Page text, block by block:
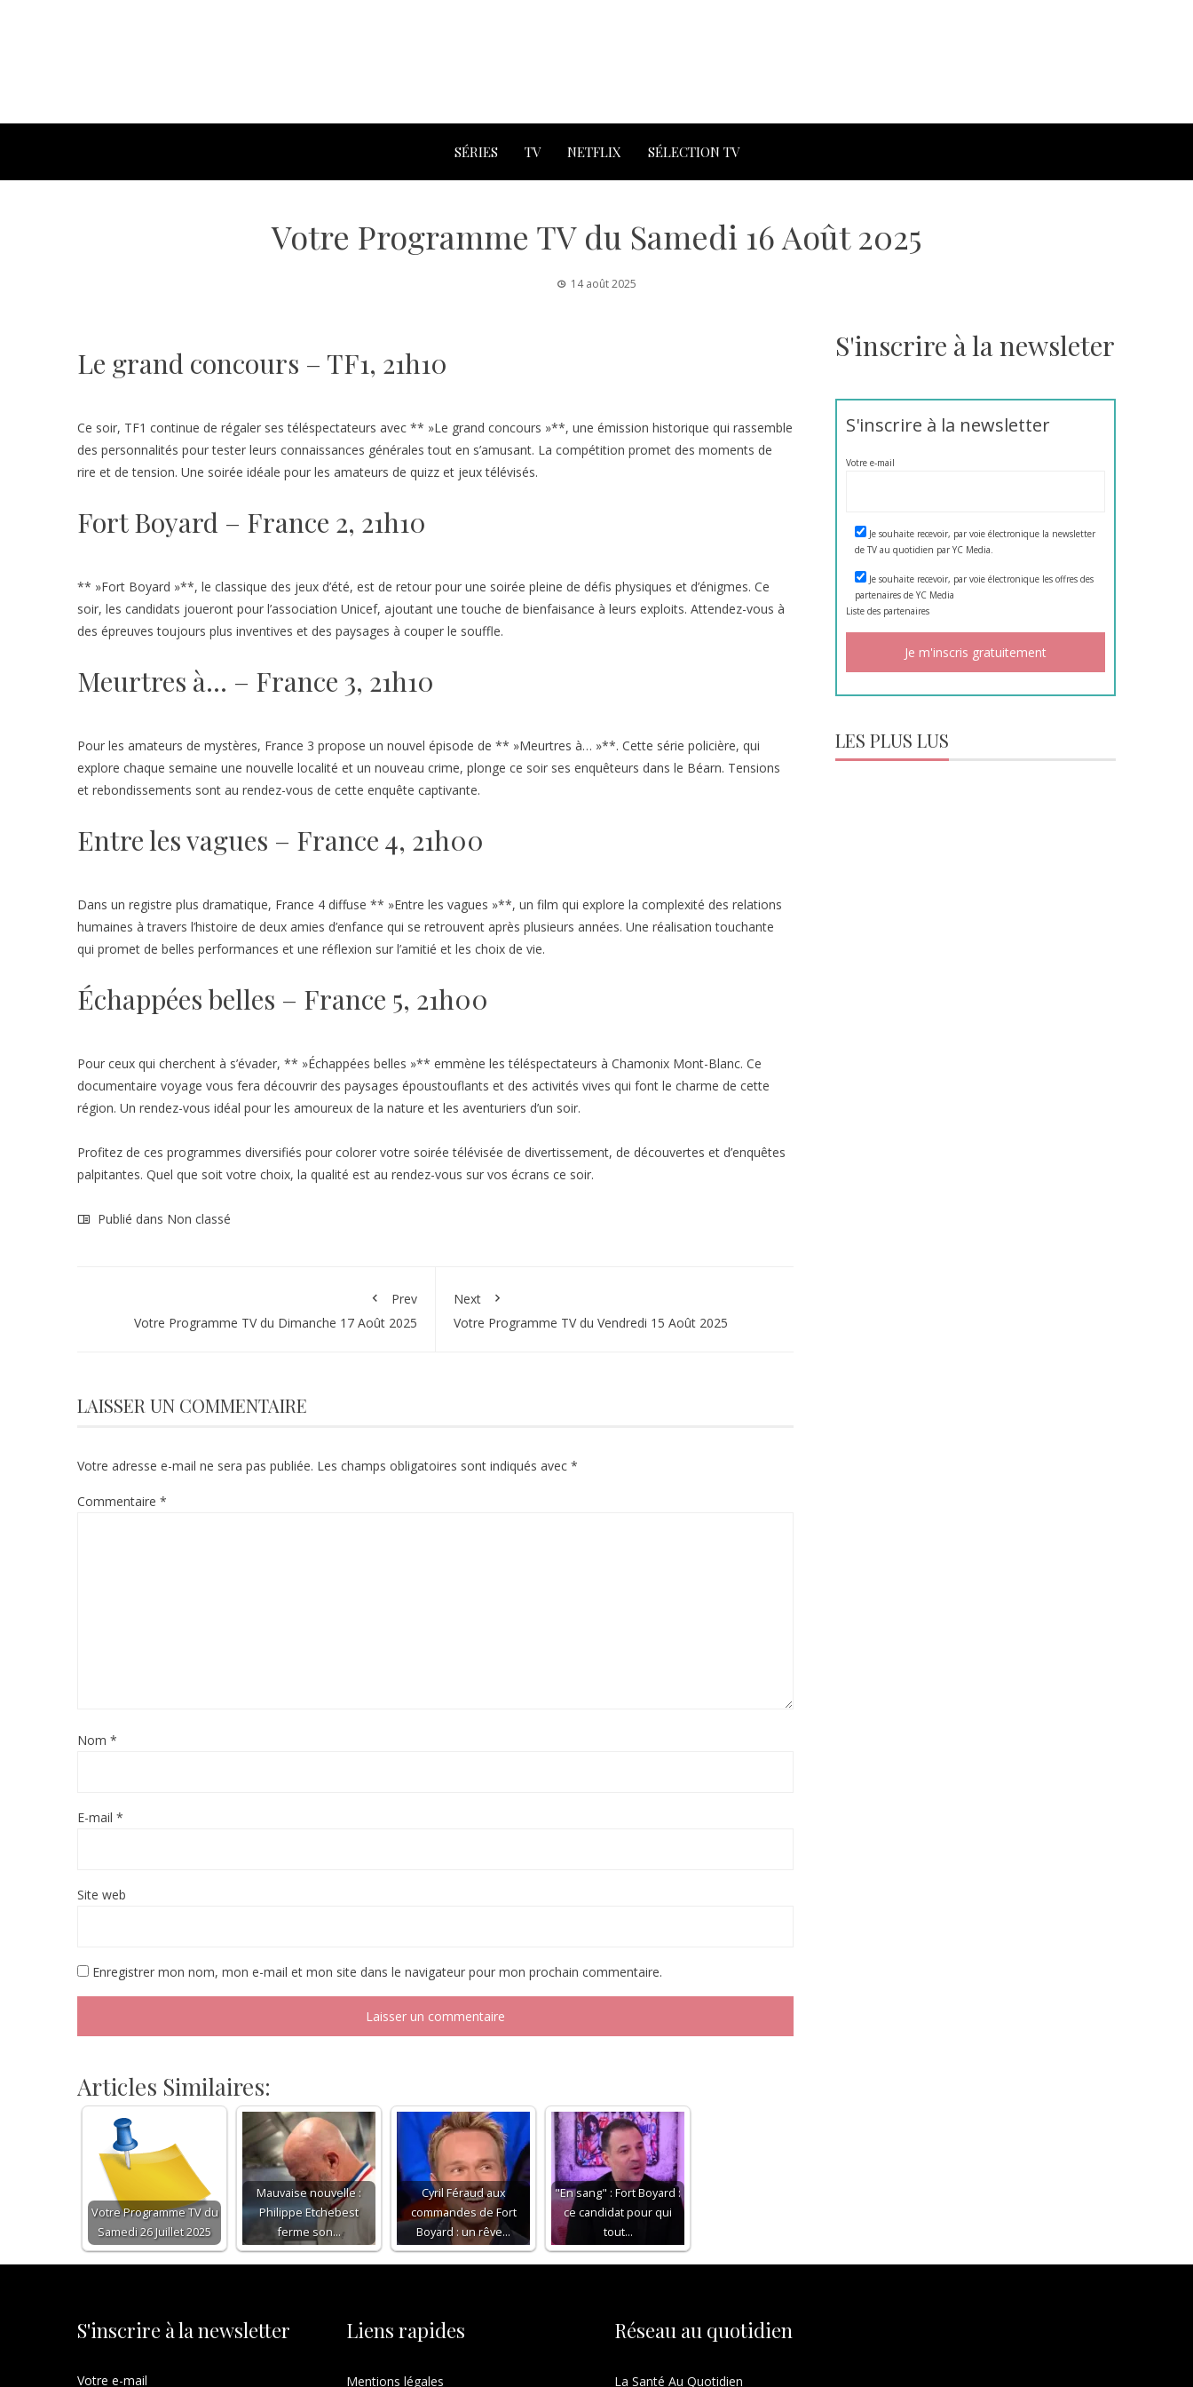
SÉRIES TV NETFLIX SÉLECTION TV
Votre Programme TV du Samedi 16 Août 2025
14 août 2025
Le grand concours – TF1, 21h10
Ce soir, TF1 continue de régaler ses téléspectateurs avec ** »Le grand concours »**, une émission historique qui rassemble
des personnalités pour tester leurs connaissances générales tout en s’amusant. La compétition promet des moments de
rire et de tension. Une soirée idéale pour les amateurs de quizz et jeux télévisés.
Fort Boyard – France 2, 21h10
** »Fort Boyard »**, le classique des jeux d’été, est de retour pour une soirée pleine de défis physiques et d’énigmes. Ce
soir, les candidats joueront pour l’association Unicef, ajoutant une touche de bienfaisance à leurs exploits. Attendez-vous à
des épreuves toujours plus inventives et des paysages à couper le souffle.
Meurtres à… – France 3, 21h10
Pour les amateurs de mystères, France 3 propose un nouvel épisode de ** »Meurtres à… »**. Cette série policière, qui
explore chaque semaine une nouvelle localité et un nouveau crime, plonge ce soir ses enquêteurs dans le Béarn. Tensions
et rebondissements sont au rendez-vous de cette enquête captivante.
Entre les vagues – France 4, 21h00
Dans un registre plus dramatique, France 4 diffuse ** »Entre les vagues »**, un film qui explore la complexité des relations
humaines à travers l’histoire de deux amies d’enfance qui se retrouvent après plusieurs années. Une réalisation touchante
qui promet de belles performances et une réflexion sur l’amitié et les choix de vie.
Échappées belles – France 5, 21h00
Pour ceux qui cherchent à s’évader, ** »Échappées belles »** emmène les téléspectateurs à Chamonix Mont-Blanc. Ce
documentaire voyage vous fera découvrir des paysages époustouflants et des activités vives qui font le charme de cette
région. Un rendez-vous idéal pour les amoureux de la nature et les aventuriers d’un soir.
Profitez de ces programmes diversifiés pour colorer votre soirée télévisée de divertissement, de découvertes et d’enquêtes
palpitantes. Quel que soit votre choix, la qualité est au rendez-vous sur vos écrans ce soir.
Publié dans Non classé
Prev
Votre Programme TV du Dimanche 17 Août 2025
Next
Votre Programme TV du Vendredi 15 Août 2025
LAISSER UN COMMENTAIRE
Votre adresse e-mail ne sera pas publiée. Les champs obligatoires sont indiqués avec *
Commentaire *
Nom *
E-mail *
Site web
Enregistrer mon nom, mon e-mail et mon site dans le navigateur pour mon prochain commentaire.
Articles Similaires:
Votre Programme TV du
Samedi 26 Juillet 2025
Mauvaise nouvelle :
Philippe Etchebest
ferme son…
Cyril Féraud aux
commandes de Fort
Boyard : un rêve…
"En sang" : Fort Boyard :
ce candidat pour qui
tout…
S'inscrire à la newsleter
S'inscrire à la newsletter
Votre e-mail
Je souhaite recevoir, par voie électronique la newsletter
de TV au quotidien par YC Media.
Je souhaite recevoir, par voie électronique les offres des
partenaires de YC Media
Liste des partenaires
LES PLUS LUS
S'inscrire à la newsletter
Votre e-mail
Liens rapides
Mentions légales
Réseau au quotidien
La Santé Au Quotidien